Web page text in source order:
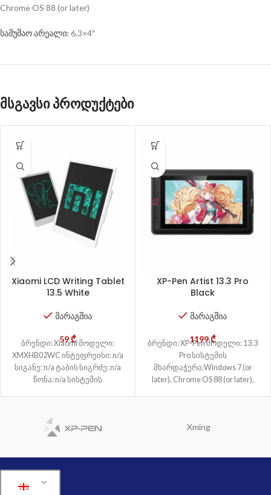
Chrome OS 88 (or later)
სამუშაო არეალი: 6.3×4″
მსგავსი პროდუქტები
Xiaomi LCD Writing Tablet
13.5 White
მარაგშია
59₾
ბრენდი: Xiaomi მოდელი:
XMXHB02WC ინტეფრეისი: n/a
სიგანე: n/a ტაბის სიგრძე: n/a
წონა: n/a სისტემის
XP-Pen Artist 13.3 Pro
Black
მარაგშია
1199₾
ბრენდი: XP-Pen მოდელი: 13.3
Pro სისტემის
მხარდაჭერა:Windows 7 (or
later), Chrome OS 88 (or later),
Xming